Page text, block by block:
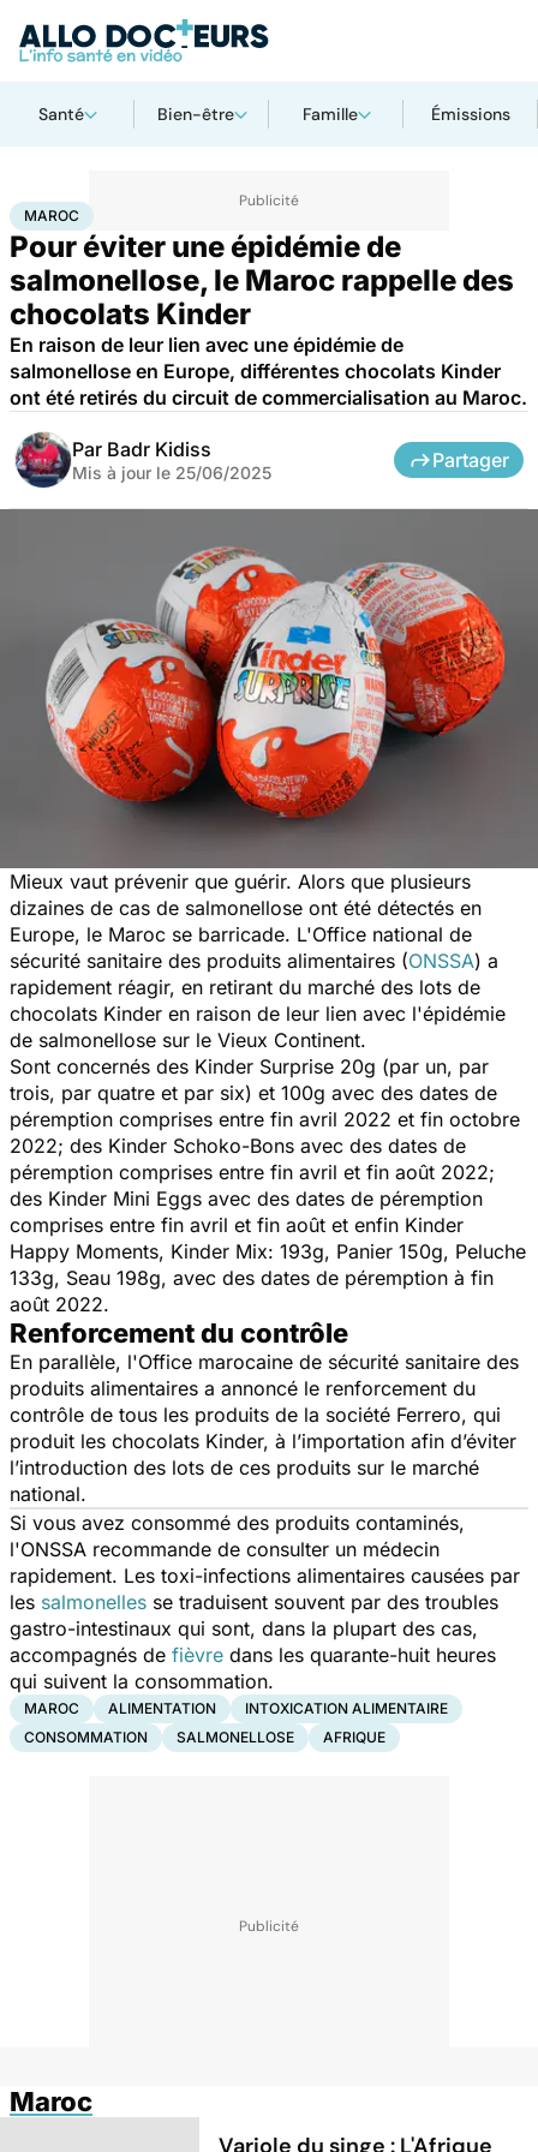
Santé Bien-être Famille Émissions
AccueilSanté Santé publiqueMaroc
MAROC
Pour éviter une épidémie de
salmonellose, le Maroc rappelle des
chocolats Kinder
En raison de leur lien avec une épidémie de
salmonellose en Europe, différentes chocolats Kinder
ont été retirés du circuit de commercialisation au Maroc.
Par Badr Kidiss
Mis à jour le 25/06/2025
Partager
Mieux vaut prévenir que guérir. Alors que plusieurs
dizaines de cas de salmonellose ont été détectés en
Europe, le Maroc se barricade. L'Office national de
sécurité sanitaire des produits alimentaires (ONSSA) a
rapidement réagir, en retirant du marché des lots de
chocolats Kinder en raison de leur lien avec l'épidémie
de salmonellose sur le Vieux Continent.
Sont concernés des Kinder Surprise 20g (par un, par
trois, par quatre et par six) et 100g avec des dates de
péremption comprises entre fin avril 2022 et fin octobre
2022; des Kinder Schoko-Bons avec des dates de
péremption comprises entre fin avril et fin août 2022;
des Kinder Mini Eggs avec des dates de péremption
comprises entre fin avril et fin août et enfin Kinder
Happy Moments, Kinder Mix: 193g, Panier 150g, Peluche
133g, Seau 198g, avec des dates de péremption à fin
août 2022.
Renforcement du contrôle
En parallèle, l'Office marocaine de sécurité sanitaire des
produits alimentaires a annoncé le renforcement du
contrôle de tous les produits de la société Ferrero, qui
produit les chocolats Kinder, à l’importation afin d’éviter
l’introduction des lots de ces produits sur le marché
national.
Si vous avez consommé des produits contaminés,
l'ONSSA recommande de consulter un médecin
rapidement. Les toxi-infections alimentaires causées par
les salmonelles se traduisent souvent par des troubles
gastro-intestinaux qui sont, dans la plupart des cas,
accompagnés de fièvre dans les quarante-huit heures
qui suivent la consommation.
MAROC ALIMENTATION
INTOXICATION ALIMENTAIRE
CONSOMMATION
SALMONELLOSE AFRIQUE
Maroc
Variole du singe : L'Afrique